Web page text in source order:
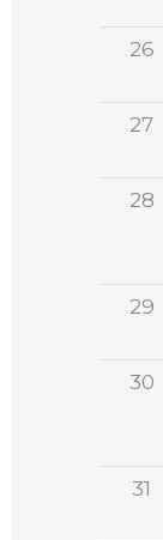
26
27
28
29
30
31